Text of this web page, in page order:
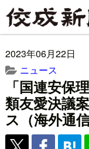
2023年06月22日
ニュース
「国連安保
類友愛決議
ス（海外通